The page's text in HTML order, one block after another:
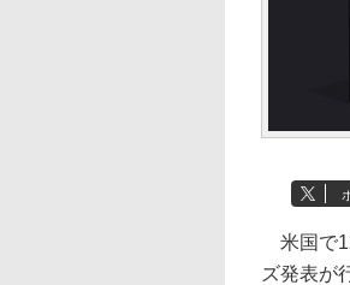
米国で
ズ発表が